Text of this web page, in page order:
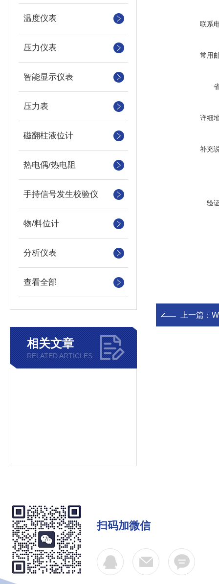
温度仪表
压力仪表
智能显示仪表
压力表
磁翻柱液位计
热电偶/热电阻
手持信号发生校验仪
物/料位计
分析仪表
查看全部
相关文章
RELATED ARTICLES
联系
常用
详细
补充
验
上一篇：
扫码加微信